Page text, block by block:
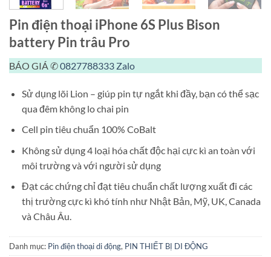
Pin điện thoại iPhone 6S Plus Bison
battery Pin trâu Pro
BÁO GIÁ ✆0827788333 Zalo
Sử dụng lõi Lion – giúp pin tự ngắt khi đầy, bạn có thể sạc
qua đêm không lo chai pin
Cell pin tiêu chuẩn 100% CoBalt
Không sử dụng 4 loại hóa chất độc hại cực kì an toàn với
môi trường và với người sử dụng
Đạt các chứng chỉ đạt tiêu chuẩn chất lượng xuất đi các
thị trường cực kì khó tính như Nhật Bản, Mỹ, UK, Canada
và Châu Âu.
Danh mục: Pin điện thoại di động, PIN THIẾT BỊ DI ĐỘNG